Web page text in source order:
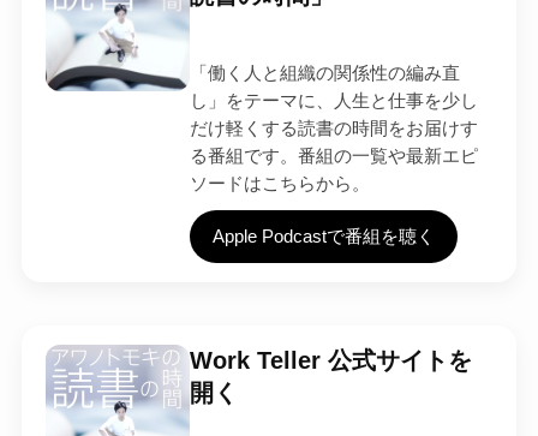
「働く人と組織の関係性の編み直
し」をテーマに、人生と仕事を少し
だけ軽くする読書の時間をお届けす
る番組です。番組の一覧や最新エピ
ソードはこちらから。
Apple Podcastで番組を聴く
Work Teller 公式サイトを
開く